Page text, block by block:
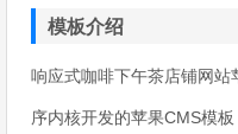
模板介绍
响应式咖啡下午茶店铺网站
序内核开发的苹果CMS模